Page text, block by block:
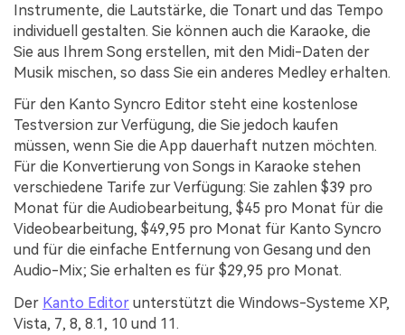
Instrumente, die Lautstärke, die Tonart und das Tempo
individuell gestalten. Sie können auch die Karaoke, die
Sie aus Ihrem Song erstellen, mit den Midi-Daten der
Musik mischen, so dass Sie ein anderes Medley erhalten.
Für den Kanto Syncro Editor steht eine kostenlose
Testversion zur Verfügung, die Sie jedoch kaufen
müssen, wenn Sie die App dauerhaft nutzen möchten.
Für die Konvertierung von Songs in Karaoke stehen
verschiedene Tarife zur Verfügung: Sie zahlen $39 pro
Monat für die Audiobearbeitung, $45 pro Monat für die
Videobearbeitung, $49,95 pro Monat für Kanto Syncro
und für die einfache Entfernung von Gesang und den
Audio-Mix; Sie erhalten es für $29,95 pro Monat.
Der Kanto Editor unterstützt die Windows-Systeme XP,
Vista, 7, 8, 8.1, 10 und 11.